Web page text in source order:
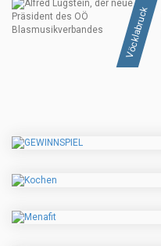
Vöcklabruck